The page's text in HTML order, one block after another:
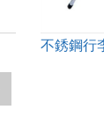
不銹鋼行